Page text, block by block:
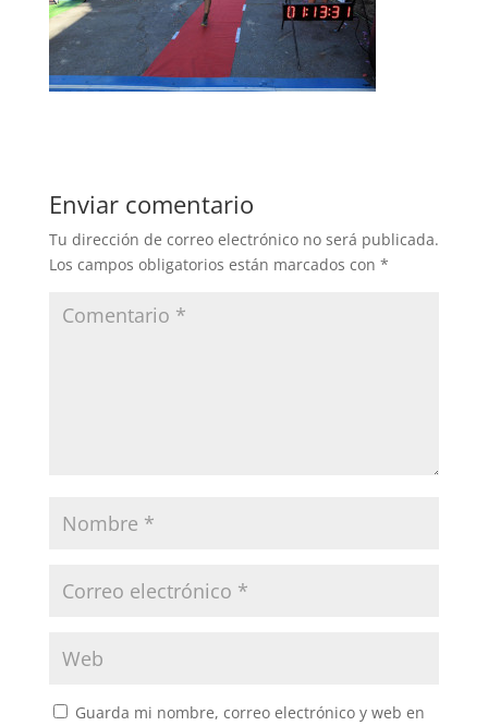
Enviar comentario
Tu dirección de correo electrónico no será publicada.
Los campos obligatorios están marcados con *
Guarda mi nombre, correo electrónico y web en